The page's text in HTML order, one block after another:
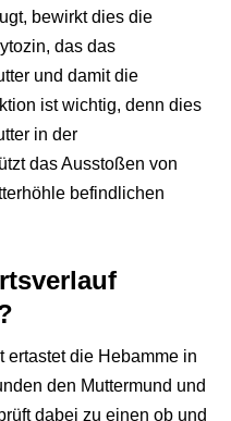
bewirkt dies die
das das
und damit die
ist wichtig, denn dies
in der
das Ausstoßen von
befindlichen
ertastet die Hebamme in
den Muttermund und
dabei zu einen ob und